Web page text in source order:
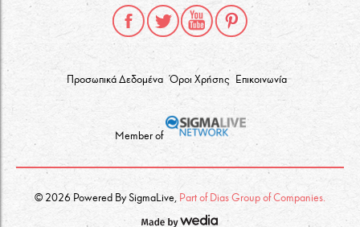
Προσωπικά Δεδομένα Όροι Χρήσης Επικοινωνία
Member of
© 2026 Powered By SigmaLive, Part of Dias Group of Companies.